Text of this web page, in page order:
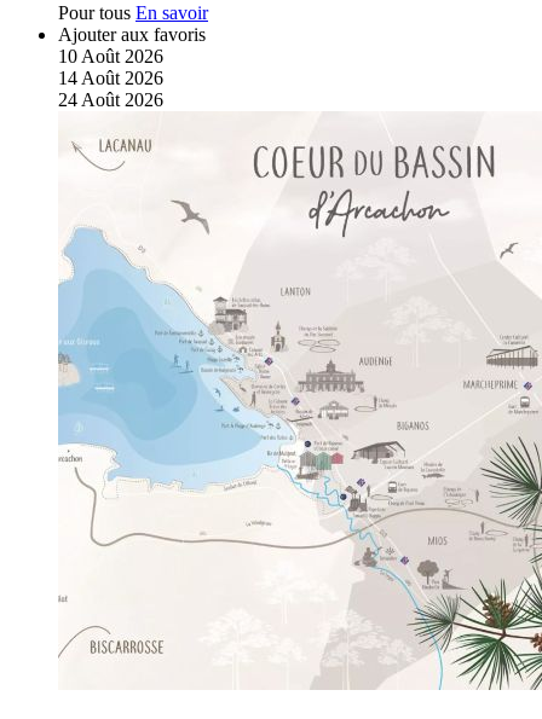
Pour tous En savoir
Ajouter aux favoris
10 Août 2026
14 Août 2026
24 Août 2026